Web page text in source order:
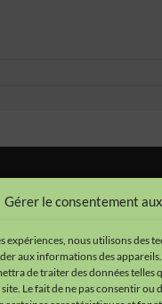
Gérer le consentement
expériences, nous utilisons des
aux informations des
de traiter des données telles
Le fait de ne pas consentir